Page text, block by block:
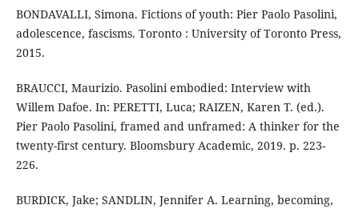
BONDAVALLI, Simona. Fictions of youth: Pier Paolo Pasolini,
adolescence, fascisms. Toronto : University of Toronto Press,
2015.
BRAUCCI, Maurizio. Pasolini embodied: Interview with
Willem Dafoe. In: PERETTI, Luca; RAIZEN, Karen T. (ed.).
Pier Paolo Pasolini, framed and unframed: A thinker for the
twenty-first century. Bloomsbury Academic, 2019. p. 223-
226.
BURDICK, Jake; SANDLIN, Jennifer A. Learning, becoming,